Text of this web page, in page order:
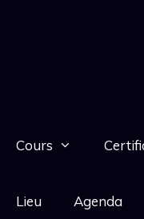
Cours
Lieu Agenda